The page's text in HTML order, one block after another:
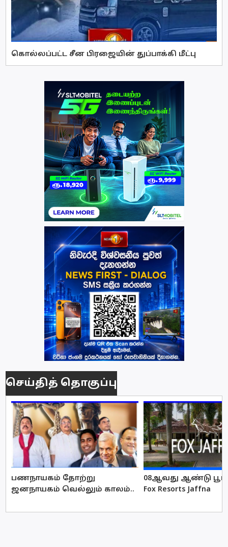
கொல்லப்பட்ட சீன பிரஜையின் துப்பாக்கி மீட்பு
செய்தித் தொகுப்பு
பணநாயகம் தோற்று
ஜனநாயகம் வெல்லும் காலம்..
08ஆவது ஆண்டு
Fox Resorts Jaffna